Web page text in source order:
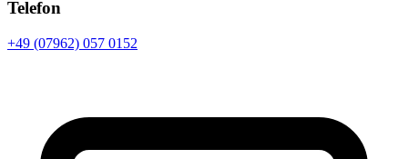
Telefon
+49 (07962) 057 0152